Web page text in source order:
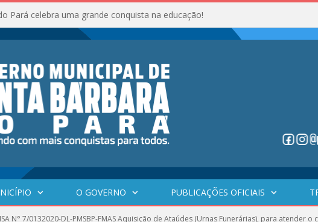
Pará celebra uma grande conquista na educação!
O GOVERNO PUBLICAÇÕES OFICIAIS
N° 7/0132020-DL-PMSBP-FMAS Aquisição de Ataúdes (Urnas Funerárias), para atender